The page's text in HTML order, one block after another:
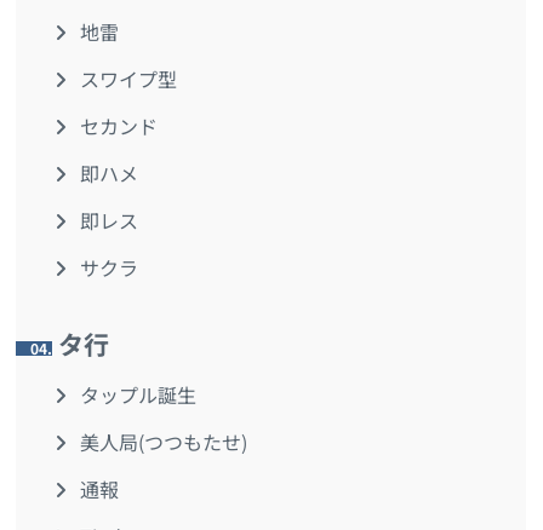
地雷
スワイプ型
セカンド
即ハメ
即レス
サクラ
4. タ行
タップル誕生
美人局(つつもたせ)
通報